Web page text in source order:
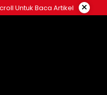
Untuk Baca Artikel ×